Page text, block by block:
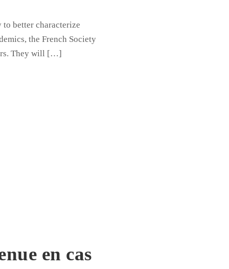
better characterize
the French Society
They will […]
en cas